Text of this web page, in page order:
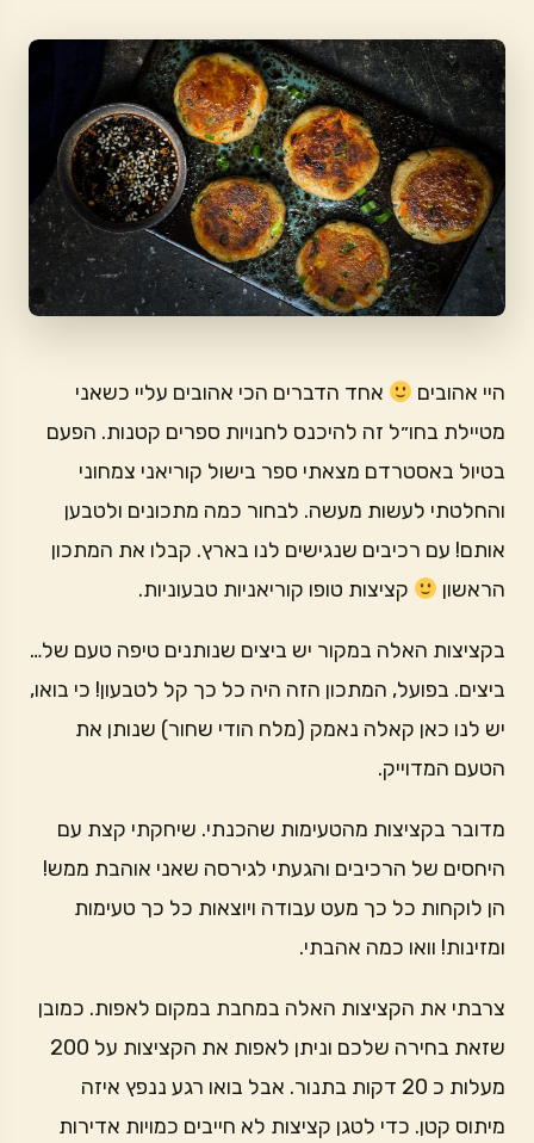
היי אהובים
אחד הדברים הכי אהובים עליי כשאני
מטיילת בחו״ל זה להיכנס לחנויות ספרים קטנות. הפעם
בטיול באסטרדם מצאתי ספר בישול קוריאני צמחוני
והחלטתי לעשות מעשה. לבחור כמה מתכונים ולטבען
אותם! עם רכיבים שנגישים לנו בארץ. קבלו את המתכון
הראשון
קציצות טופו קוריאניות טבעוניות.
בקציצות האלה במקור יש ביצים שנותנים טיפה טעם של…
ביצים. בפועל, המתכון הזה היה כל כך קל לטבעון! כי בואו,
יש לנו כאן קאלה נאמק (מלח הודי שחור) שנותן את
הטעם המדוייק.
מדובר בקציצות מהטעימות שהכנתי. שיחקתי קצת עם
היחסים של הרכיבים והגעתי לגירסה שאני אוהבת ממש!
הן לוקחות כל כך מעט עבודה ויוצאות כל כך טעימות
ומזינות! וואו כמה אהבתי.
צרבתי את הקציצות האלה במחבת במקום לאפות. כמובן
שזאת בחירה שלכם וניתן לאפות את הקציצות על 200
מעלות כ 20 דקות בתנור. אבל בואו רגע ננפץ איזה
מיתוס קטן. כדי לטגן קציצות לא חייבים כמויות אדירות